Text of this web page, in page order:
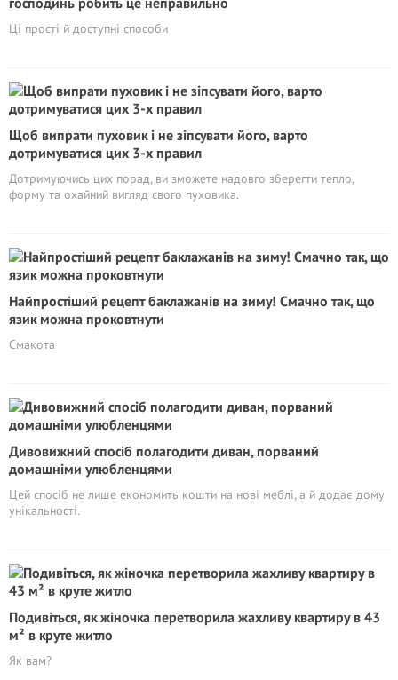
Ці прості й доступні способи
Щоб випрати пуховик і не зіпсувати його, варто
дотримуватися цих 3-х правил
Дотримуючись цих порад, ви зможете надовго зберегти тепло,
форму та охайний вигляд свого пуховика.
Найпростіший рецепт баклажанів на зиму! Смачно так, що
язик можна проковтнути
Смакота
Дивовижний спосіб полагодити диван, порваний
домашніми улюбленцями
Цей спосіб не лише економить кошти на нові меблі, а й додає дому
унікальності.
Подивіться, як жіночка перетворила жахливу квартиру в 43
м² в круте житло
Як вам?